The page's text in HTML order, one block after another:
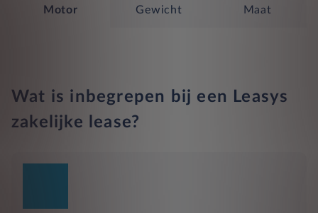
Motor Gewicht Maat
Wat is inbegrepen bij een Leasys
zakelijke lease?